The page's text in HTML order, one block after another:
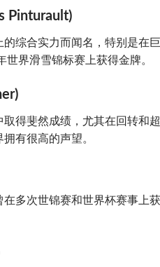
Pinturault)
综合实力而闻名，特别是在
界滑雪锦标赛上获得金牌。
得斐然成绩，尤其在回转和
有很高的声望。
多次世锦赛和世界杯赛事上